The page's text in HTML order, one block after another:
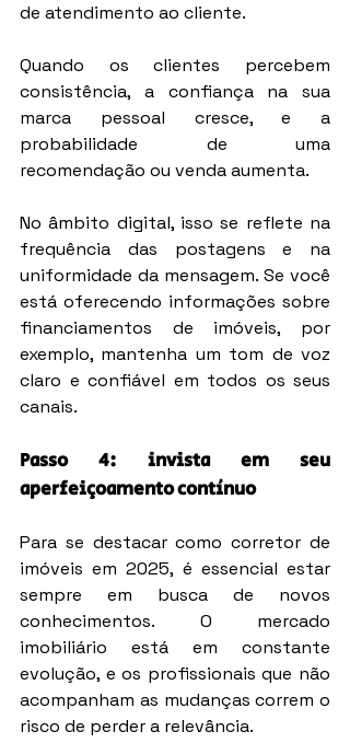
de atendimento ao cliente.
Quando os clientes percebem
consistência, a confiança na sua
marca pessoal cresce, e a
probabilidade de uma
recomendação ou venda aumenta.
No âmbito digital, isso se reflete na
frequência das postagens e na
uniformidade da mensagem. Se você
está oferecendo informações sobre
financiamentos de imóveis, por
exemplo, mantenha um tom de voz
claro e confiável em todos os seus
canais.
Passo 4: invista em seu
aperfeiçoamento contínuo
Para se destacar como corretor de
imóveis em 2025, é essencial estar
sempre em busca de novos
conhecimentos. O mercado
imobiliário está em constante
evolução, e os profissionais que não
acompanham as mudanças correm o
risco de perder a relevância.